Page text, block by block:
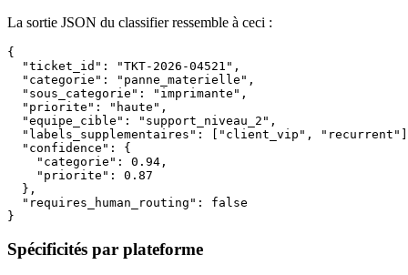
La sortie JSON du classifier ressemble à ceci :
{
  "ticket_id": "TKT-2026-04521",
  "categorie": "panne_materielle",
  "sous_categorie": "imprimante",
  "priorite": "haute",
  "equipe_cible": "support_niveau_2",
"labels_supplementaires": ["client_vip",
  "confidence": {
    "categorie": 0.94,
    "priorite": 0.87
  },
  "requires_human_routing": false
}
Spécificités par plateforme